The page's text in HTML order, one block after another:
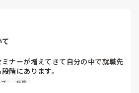
にとか想う時もあります。
したいですよね！
ますしね。
かもしれません。
ナーが増えてきて自分の中で就職先
階にあります。
ンターンシップへ行くのですが、そ
病院